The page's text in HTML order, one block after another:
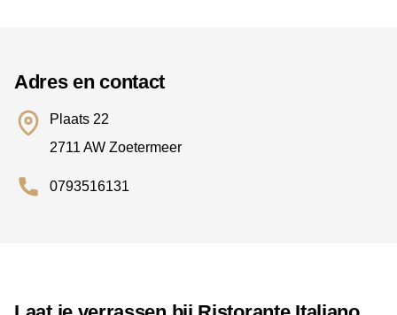
Adres en contact
Plaats 22
2711 AW Zoetermeer
0793516131